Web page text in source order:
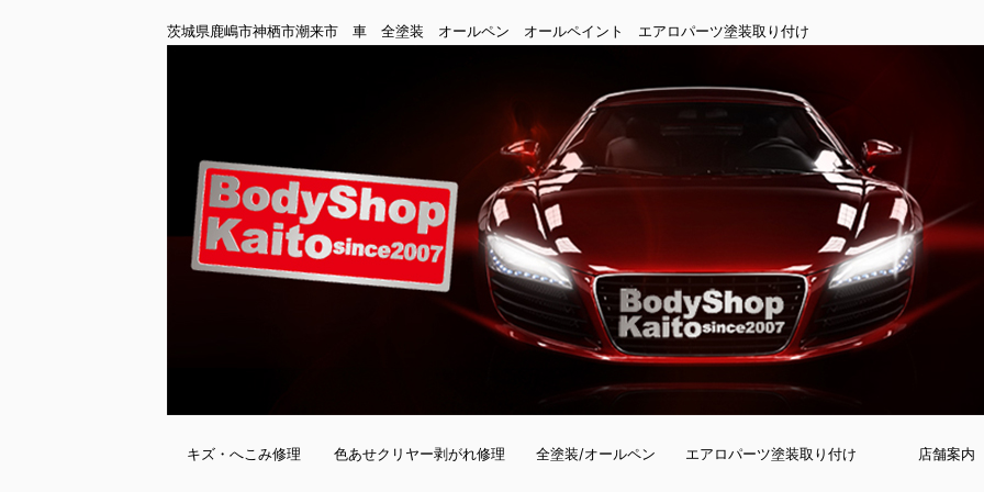
茨城県鹿嶋市神栖市潮来市 車 全塗装 オールペン オールペイント エアロパーツ塗装取り付け
キズ・へこみ修理 色あせクリヤー剥がれ修理 全塗装/オールペン エアロパーツ塗装取り付け 店舗案内